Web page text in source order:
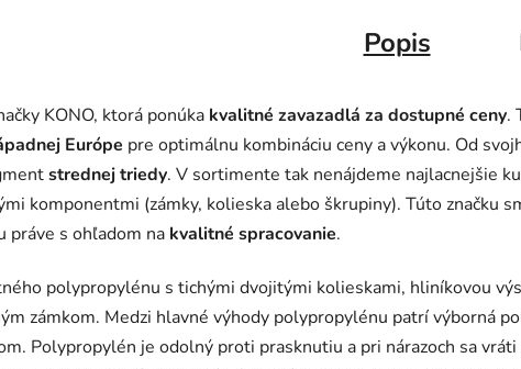
Popis
KONO, ktorá ponúka kvalitné zavazadlá za dostupné ceny.
Európe pre optimálnu kombináciu ceny a výkonu. Od
strednej triedy. V sortimente tak nenájdeme najlacnejšie
komponentmi (zámky, kolieska alebo škrupiny). Túto značku
práve s ohľadom na kvalitné spracovanie.
polypropylénu s tichými dvojitými kolieskami, hliníkovou
zámkom. Medzi hlavné výhody polypropylénu patrí výborná
Polypropylén je odolný proti prasknutiu a pri nárazoch sa